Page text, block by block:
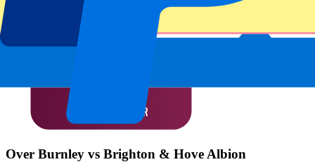
Over Burnley vs Brighton & Hove Albion